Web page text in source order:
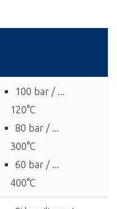
100 bar / ...
120°C
80 bar / ...
300°C
60 bar / ...
400°C